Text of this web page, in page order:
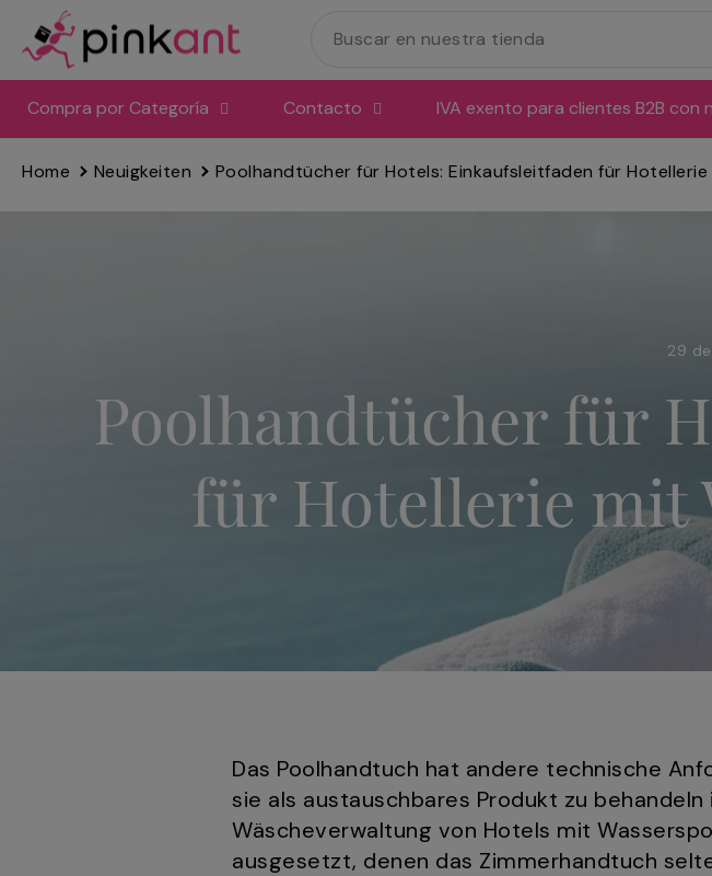
directamente
al
contenido
Compra por Categoría Contacto IVA exento para clientes B2B
Home Neuigkeiten Poolhandtücher für Hotels: Einkaufsleitfaden für
29
Poolhandtücher für
für Hotellerie mit
Das Poolhandtuch hat andere technische
sie als austauschbares Produkt zu
Wäscheverwaltung von Hotels mit
ausgesetzt, denen das Zimmerhandtuch